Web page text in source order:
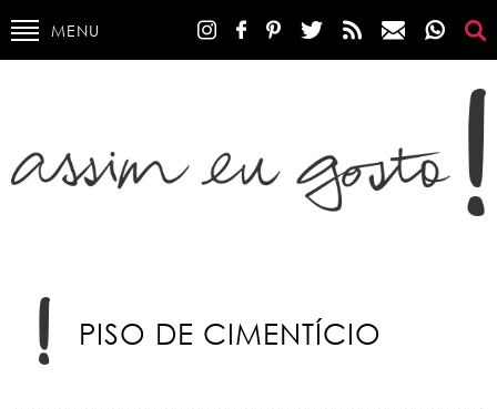
MENU
PISO DE CIMENTÍCIO